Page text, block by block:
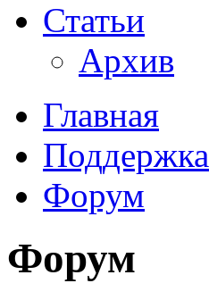
Статьи
Архив
Главная
Поддержка
Форум
Форум